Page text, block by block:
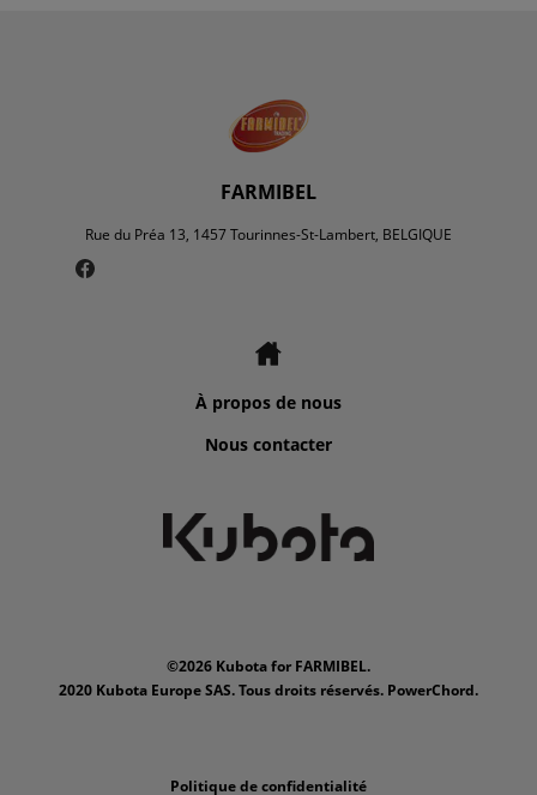
FARMIBEL
Rue du Préa 13, 1457 Tourinnes-St-Lambert, BELGIQUE
À propos de nous
Nous contacter
©2026 Kubota for FARMIBEL.
2020 Kubota Europe SAS. Tous droits réservés. PowerChord.
Politique de confidentialité